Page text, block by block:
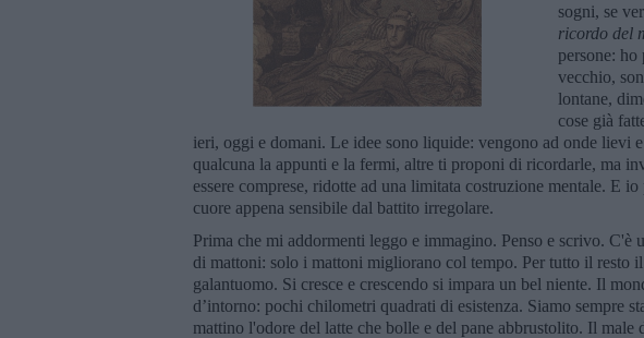
sogni, se
ricordo del
persone: ho
vecchio,
lontane,
cose già
ieri, oggi e domani. Le idee sono liquide: vengono ad onde lievi
qualcuna la appunti e la fermi, altre ti proponi di ricordarle, ma
essere comprese, ridotte ad una limitata costruzione mentale. E
cuore appena sensibile dal battito irregolare.
Prima che mi addormenti leggo e immagino. Penso e scrivo. C'è
di mattoni: solo i mattoni migliorano col tempo. Per tutto il resto
galantuomo. Si cresce e crescendo si impara un bel niente. Il
d’intorno: pochi chilometri quadrati di esistenza. Siamo sempre
mattino l'odore del latte che bolle e del pane abbrustolito. Il male